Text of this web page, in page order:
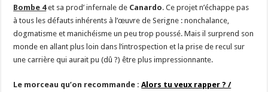
Bombe 4et sa prod’ infernale de Canardo. Ce projet n’échappe pas
à tous les défauts inhérents à l’œuvre de Serigne : nonchalance,
dogmatisme et manichéisme un peu trop poussé. Mais il surprend son
monde en allant plus loin dans l’introspection et la prise de recul sur
une carrière qui aurait pu (dû ?) être plus impressionnante.
Le morceau qu’on recommande :Alors tu veux rapper ? /